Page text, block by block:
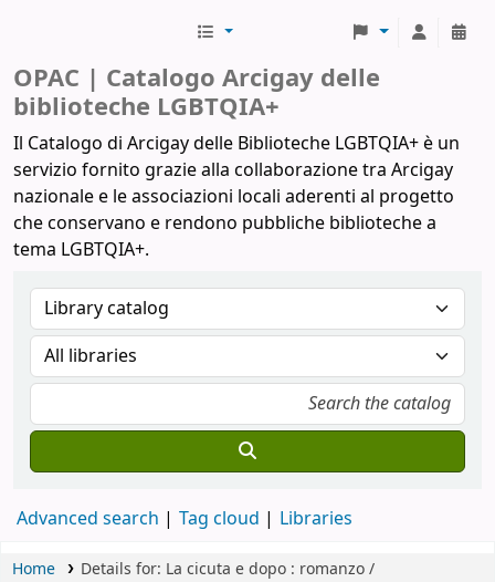
OPAC | Catalogo Arcigay delle
biblioteche LGBTQIA+
Il Catalogo di Arcigay delle Biblioteche LGBTQIA+ è un
servizio fornito grazie alla collaborazione tra Arcigay
nazionale e le associazioni locali aderenti al progetto
che conservano e rendono pubbliche biblioteche a
tema LGBTQIA+.
Advanced search Tag cloud Libraries
Home Details for: La cicuta e dopo : romanzo /